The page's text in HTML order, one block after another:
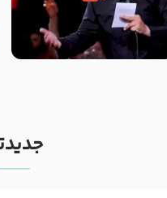
شور ، حسینا! به‌ حق زهرا «أُنْظُرْ
إِلَینا» – عزاداری شب هفتم ماه